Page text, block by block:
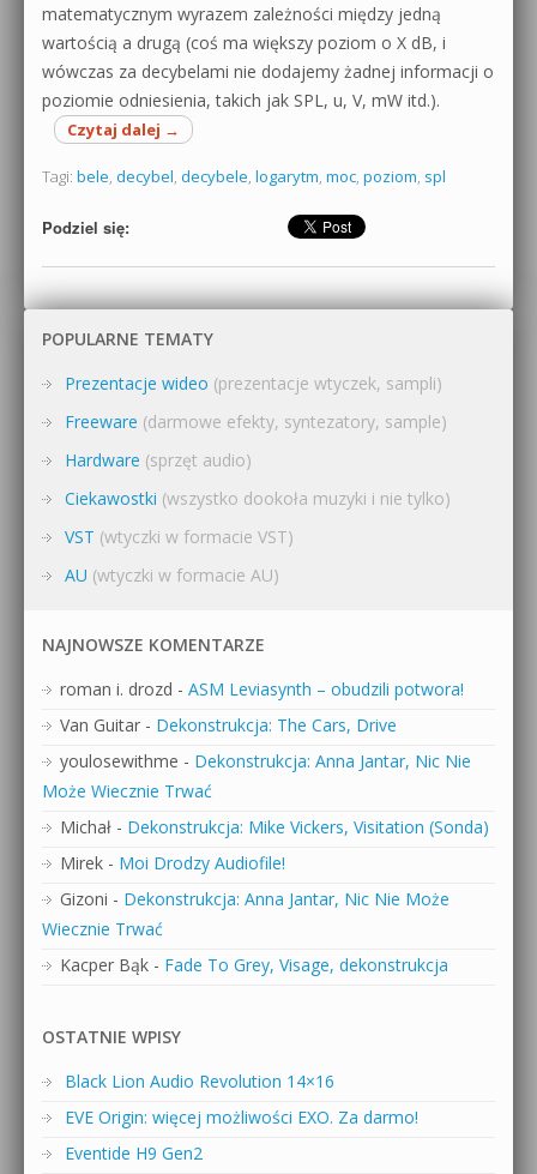
matematycznym wyrazem zależności między jedną
wartością a drugą (coś ma większy poziom o X dB, i
wówczas za decybelami nie dodajemy żadnej informacji o
poziomie odniesienia, takich jak SPL, u, V, mW itd.).
Czytaj dalej →
Tagi: bele, decybel, decybele, logarytm, moc, poziom, spl
Podziel się:
POPULARNE TEMATY
Prezentacje wideo (prezentacje wtyczek, sampli)
Freeware (darmowe efekty, syntezatory, sample)
Hardware (sprzęt audio)
Ciekawostki (wszystko dookoła muzyki i nie tylko)
VST (wtyczki w formacie VST)
AU (wtyczki w formacie AU)
NAJNOWSZE KOMENTARZE
roman i. drozd - ASM Leviasynth – obudzili potwora!
Van Guitar - Dekonstrukcja: The Cars, Drive
youlosewithme - Dekonstrukcja: Anna Jantar, Nic Nie
Może Wiecznie Trwać
Michał - Dekonstrukcja: Mike Vickers, Visitation (Sonda)
Mirek - Moi Drodzy Audiofile!
Gizoni - Dekonstrukcja: Anna Jantar, Nic Nie Może
Wiecznie Trwać
Kacper Bąk - Fade To Grey, Visage, dekonstrukcja
OSTATNIE WPISY
Black Lion Audio Revolution 14×16
EVE Origin: więcej możliwości EXO. Za darmo!
Eventide H9 Gen2